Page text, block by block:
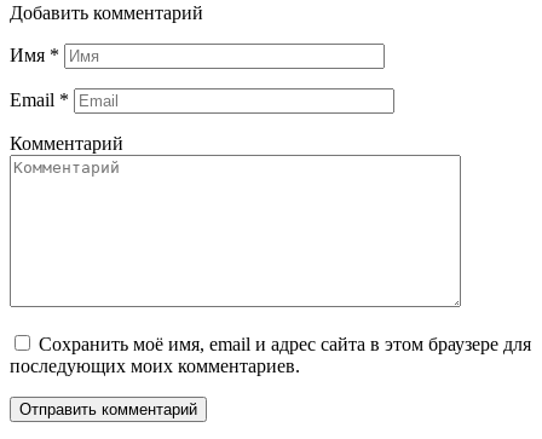
Добавить комментарий
Имя *
Email *
Комментарий
Сохранить моё имя, email и адрес сайта в этом браузере для
последующих моих комментариев.